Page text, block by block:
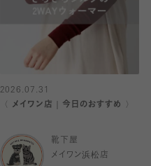
2026.07.31
〈 メイワン店｜今日のおすすめ 〉
靴下屋
メイワン浜松店